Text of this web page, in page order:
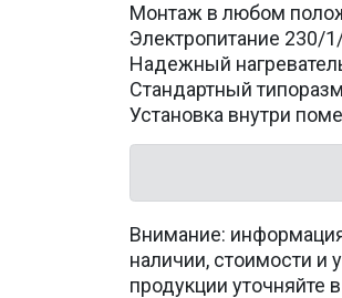
Монтаж в любом
Электропитание 230/
Надежный
Стандартный
Установка внутри
Внимание:
наличии, стоимости и
продукции уточняйте